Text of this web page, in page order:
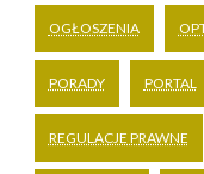
OGŁOSZENIA
PORADY PORTAL
REGULACJE PRAWNE